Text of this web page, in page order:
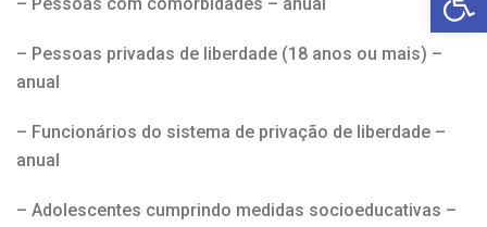
– Pessoas privadas de liberdade (18 anos ou mais) –
anual
– Funcionários do sistema de privação de liberdade –
anual
– Adolescentes cumprindo medidas socioeducativas –